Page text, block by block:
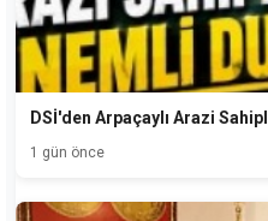
DSİ'den Arpaçaylı Arazi
1 gün önce